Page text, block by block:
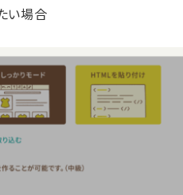
い場合